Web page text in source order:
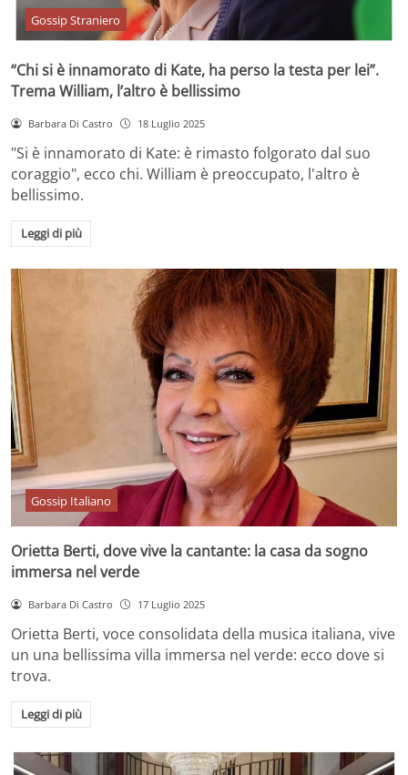
Gossip Straniero
“Chi si è innamorato di Kate, ha perso la testa per lei”.
Trema William, l’altro è bellissimo
Barbara Di Castro 18 Luglio 2025
"Si è innamorato di Kate: è rimasto folgorato dal suo
coraggio", ecco chi. William è preoccupato, l'altro è
bellissimo.
Leggi di più
Gossip Italiano
Orietta Berti, dove vive la cantante: la casa da sogno
immersa nel verde
Barbara Di Castro 17 Luglio 2025
Orietta Berti, voce consolidata della musica italiana, vive
un una bellissima villa immersa nel verde: ecco dove si
trova.
Leggi di più